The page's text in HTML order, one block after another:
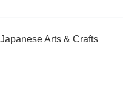
Arts & Crafts